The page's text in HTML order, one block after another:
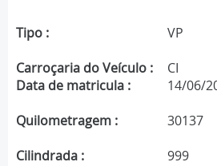
Tipo : VP
Carroçaria do Veículo : CI
Data de matricula :
14/06/
Quilometragem :
30137
Cilindrada :
999